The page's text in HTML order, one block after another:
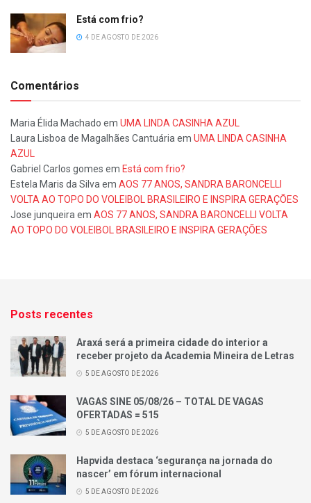
Está com frio?
4 DE AGOSTO DE 2026
Comentários
Maria Élida Machado em UMA LINDA CASINHA AZUL
Laura Lisboa de Magalhães Cantuáriaem UMA LINDA CASINHA
AZUL
Gabriel Carlos gomes em Está com frio?
Estela Maris da Silvaem AOS 77 ANOS, SANDRA BARONCELLI
VOLTA AO TOPO DO VOLEIBOL BRASILEIRO E INSPIRA GERAÇÕES
Jose junqueiraem AOS 77 ANOS, SANDRA BARONCELLI VOLTA
AO TOPO DO VOLEIBOL BRASILEIRO E INSPIRA GERAÇÕES
Posts recentes
Araxá será a primeira cidade do interior a
receber projeto da Academia Mineira de Letras
5 DE AGOSTO DE 2026
VAGAS SINE 05/08/26 – TOTAL DE VAGAS
OFERTADAS = 515
5 DE AGOSTO DE 2026
Hapvida destaca ‘segurança na jornada do
nascer’ em fórum internacional
5 DE AGOSTO DE 2026